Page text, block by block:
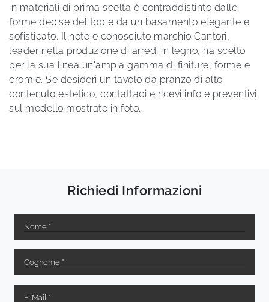
in materiali di prima scelta è contraddistinto dalle
forme decise del top e da un basamento elegante e
sofisticato. Il noto e conosciuto marchio Cantori,
leader nella produzione di arredi in legno, ha scelto
per la sua linea un'ampia gamma di finiture, forme e
cromie. Se desideri un tavolo da pranzo di alto
contenuto estetico, contattaci e ricevi info e preventivi
sul modello mostrato in foto.
Richiedi Informazioni